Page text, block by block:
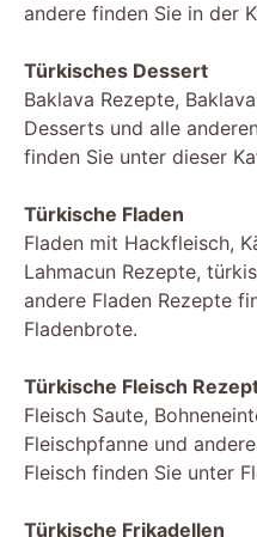
andere finden Sie in der
Türkisches Dessert
Baklava Rezepte,
Desserts und alle
finden Sie unter dieser
Türkische Fladen
Fladen mit Hackfleisch,
Lahmacun Rezepte,
andere Fladen Rezepte
Fladenbrote.
Türkische Fleisch
Fleisch Saute,
Fleischpfanne und
Fleisch finden Sie unter
Türkische Frikadellen